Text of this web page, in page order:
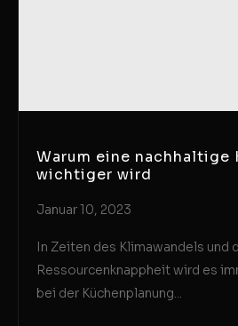
Warum eine nachhaltige
wichtiger wird
Januar 10, 2023
In Zeiten des Klimawandels und
Ressourcenknappheit wird es
bei der Küchenplanung...